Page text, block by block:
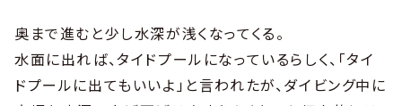
奥まで進むと少し水深が浅くなってくる。
水面に出れば、タイドプールになっているらしく、「タイ
ドプールに出てもいいよ」と言われたが、ダイビング中に